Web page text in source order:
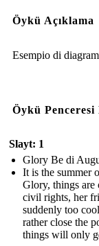
Öykü Açıklama
Esempio di
Öykü Penceresi
Slayt: 1
Glory Be di
It is the summer
Glory, things are
civil rights, her
suddenly too
rather close the
things will only